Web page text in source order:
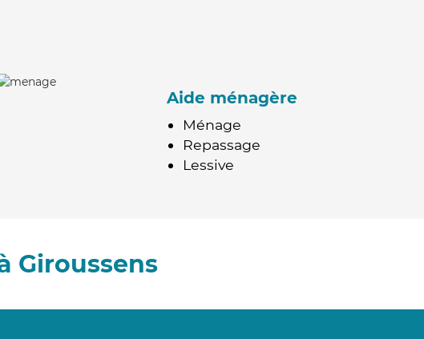
Aide ménagère
Ménage
Repassage
Lessive
Giroussens